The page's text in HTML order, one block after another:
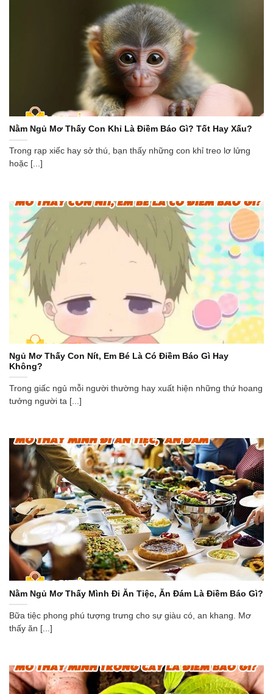
Nằm Ngủ Mơ Thấy Con Khỉ Là Điềm Báo Gì? Tốt Hay Xấu?
Trong rạp xiếc hay sở thú, bạn thấy những con khỉ treo lơ lửng
hoặc [...]
Ngủ Mơ Thấy Con Nít, Em Bé Là Có Điềm Báo Gì Hay
Không?
Trong giấc ngủ mỗi người thường hay xuất hiện những thứ hoang
tưởng người ta [...]
Nằm Ngủ Mơ Thấy Mình Đi Ăn Tiệc, Ăn Đám Là Điềm Báo Gì?
Bữa tiệc phong phú tượng trưng cho sự giàu có, an khang. Mơ
thấy ăn [...]